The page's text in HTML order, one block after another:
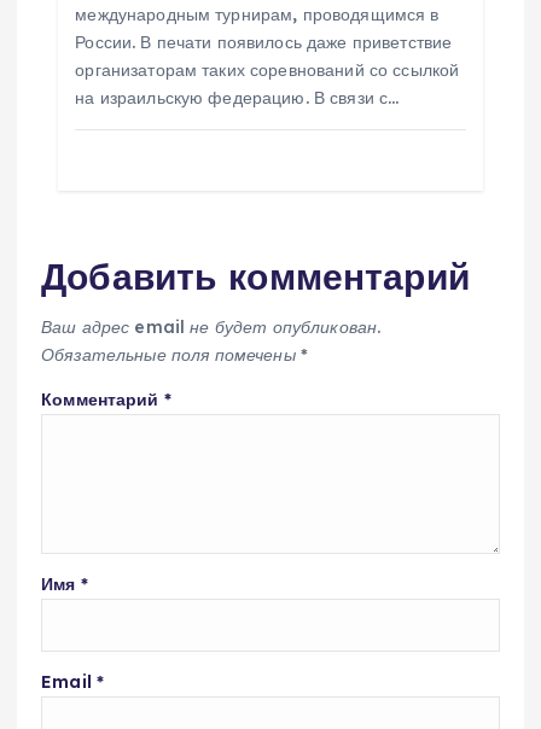
международным турнирам, проводящимся в
России. В печати появилось даже приветствие
организаторам таких соревнований со ссылкой
на израильскую федерацию. В связи с…
Добавить комментарий
Ваш адрес email не будет опубликован.
Обязательные поля помечены *
Комментарий *
Имя *
Email *